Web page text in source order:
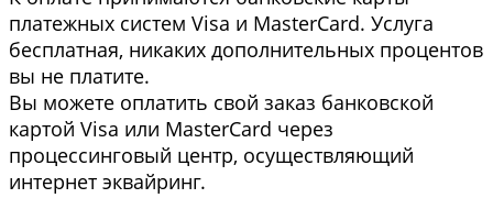
платежных систем Visa и MasterCard. Услуга
бесплатная, никаких дополнительных процентов
вы не платите.
Вы можете оплатить свой заказ банковской
картой Visa или MasterCard через
процессинговый центр, осуществляющий
интернет эквайринг.